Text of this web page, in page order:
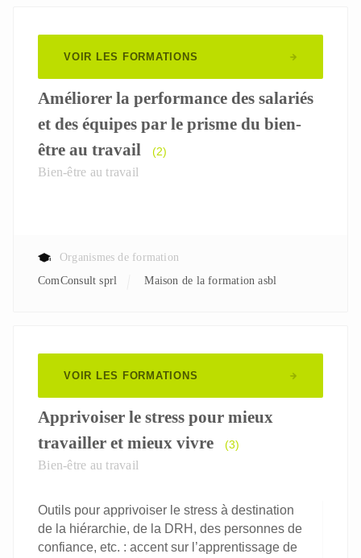
VOIR LES FORMATIONS
Améliorer la performance des salariés
et des équipes par le prisme du bien-
être au travail
(2)
Bien-être au travail
Organismes de formation
ComConsult sprl
Maison de la formation asbl
VOIR LES FORMATIONS
Apprivoiser le stress pour mieux
travailler et mieux vivre
(3)
Bien-être au travail
Outils pour apprivoiser le stress à destination
de la hiérarchie, de la DRH, des personnes de
confiance, etc. : accent sur l’apprentissage de